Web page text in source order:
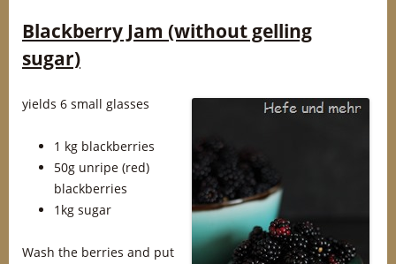
Blackberry Jam (without gelling
sugar)
yields 6 small glasses
1 kg blackberries
50g unripe (red)
blackberries
1kg sugar
Wash the berries and put